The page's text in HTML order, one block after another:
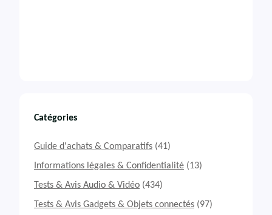
Catégories
Guide d'achats & Comparatifs (41)
Informations légales & Confidentialité (13)
Tests & Avis Audio & Vidéo (434)
Tests & Avis Gadgets & Objets connectés (97)